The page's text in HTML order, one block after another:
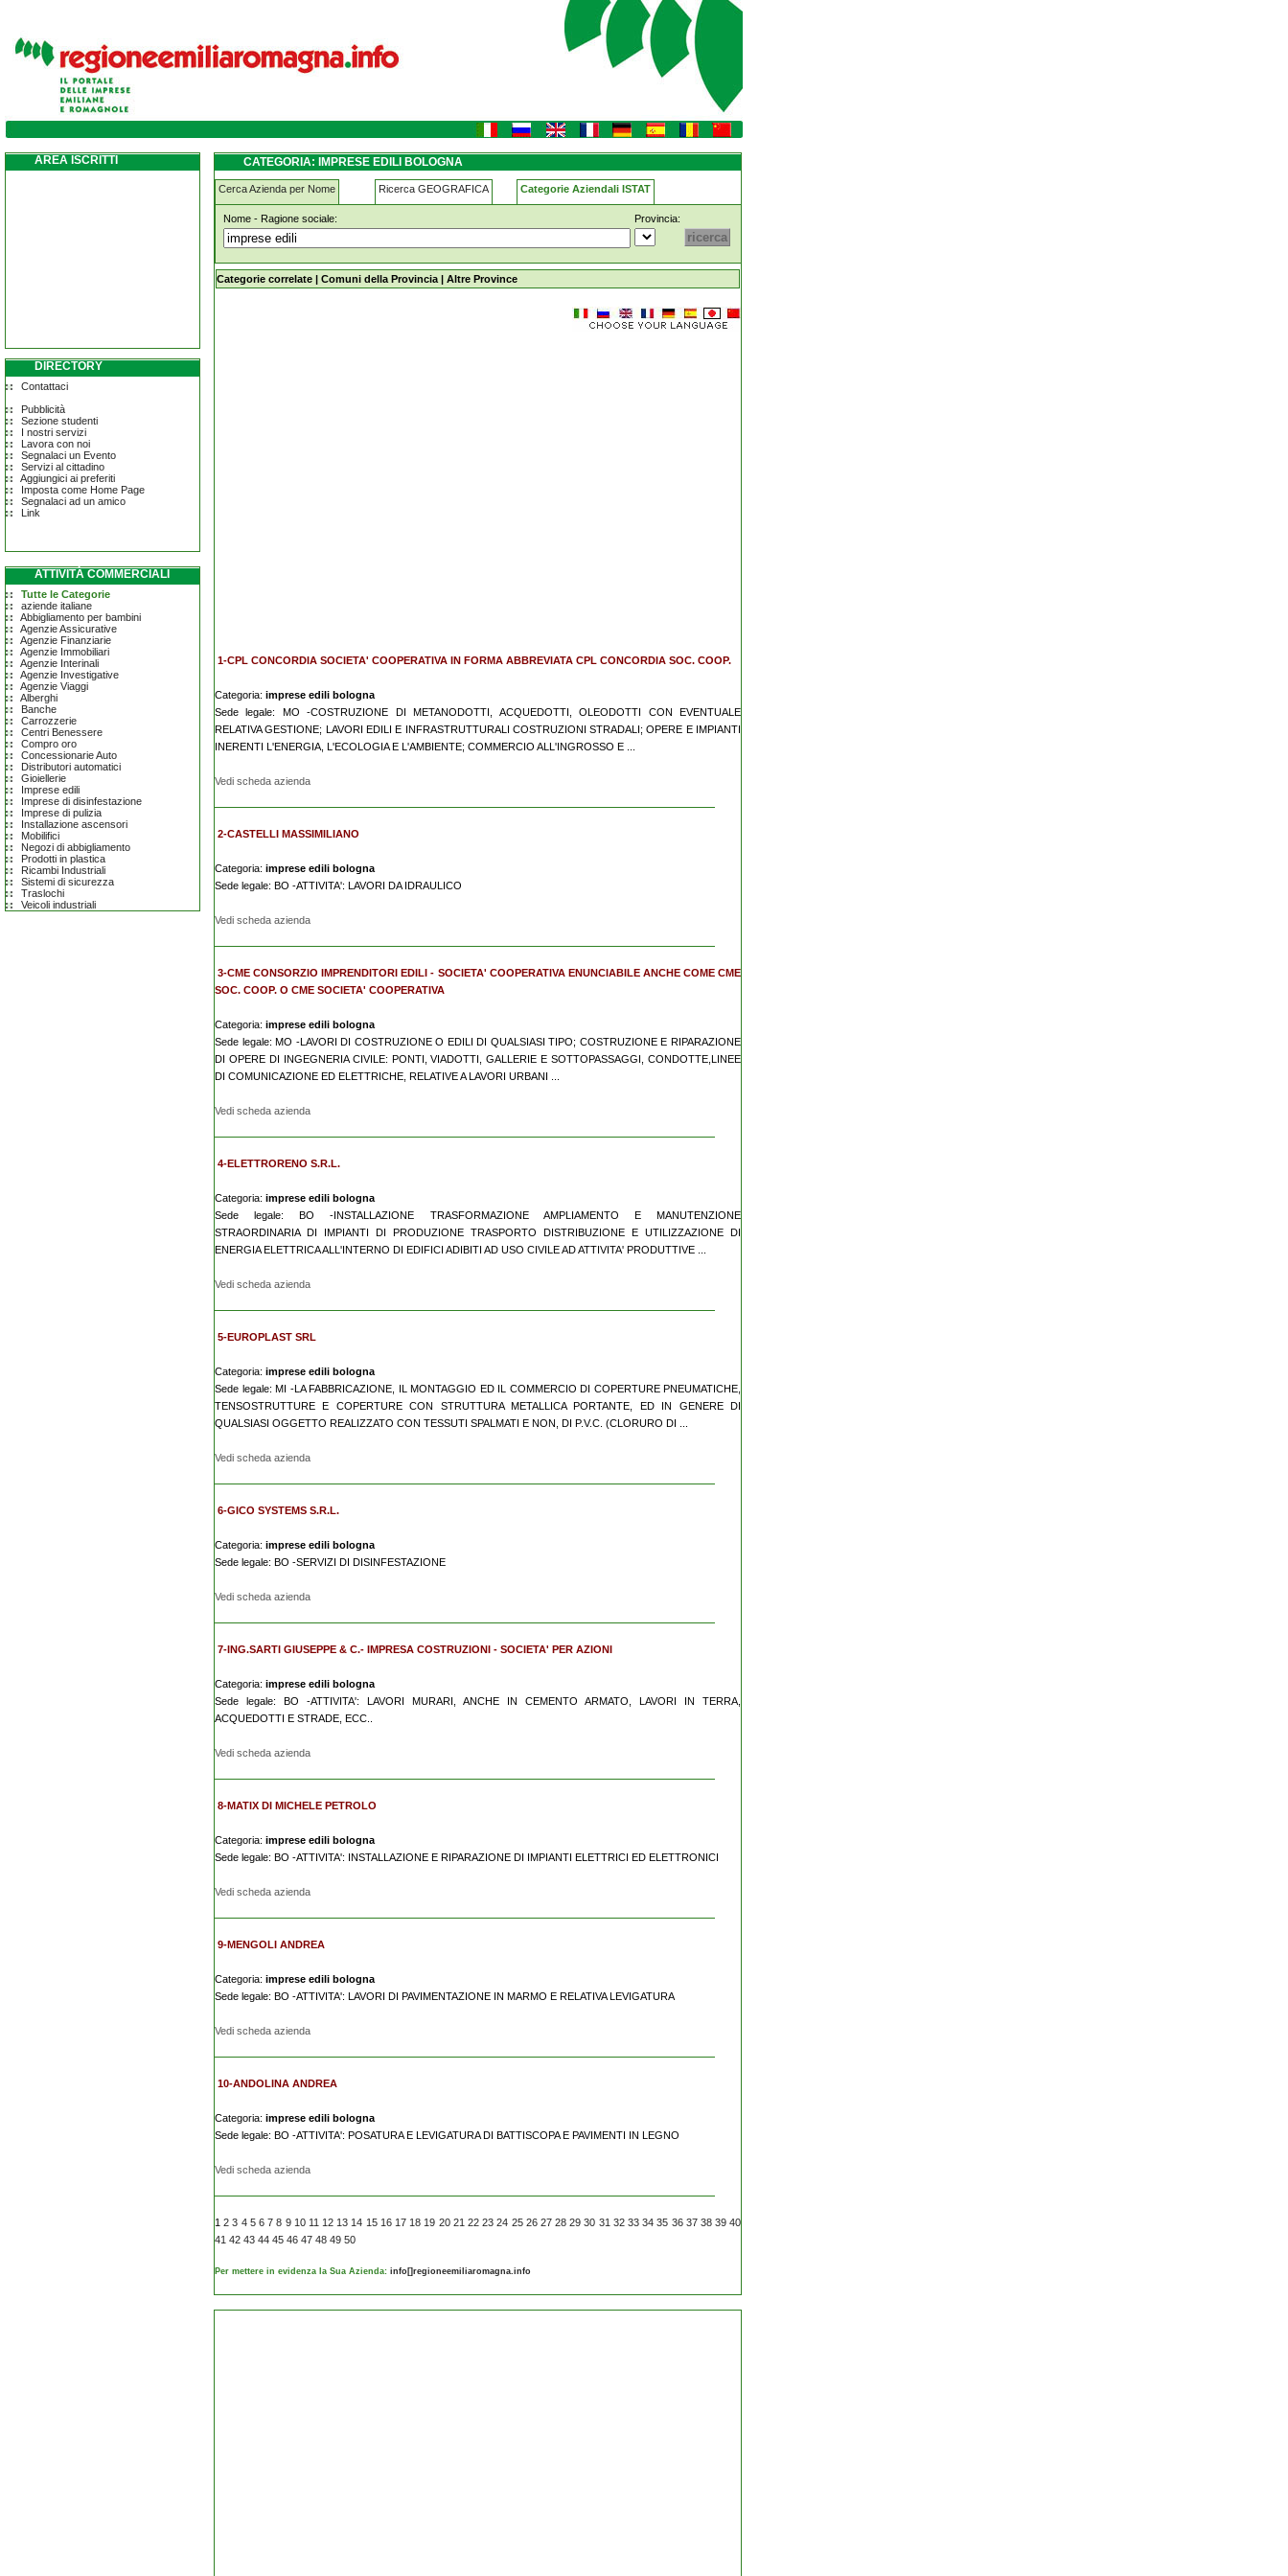
imprese-edili bologna
AREA ISCRITTI
DIRECTORY
Contattaci
Pubblicità
Sezione studenti
I nostri servizi
Lavora con noi
Segnalaci un Evento
Servizi al cittadino
Aggiungici ai preferiti
Imposta come Home Page
Segnalaci ad un amico
Link
ATTIVITÀ COMMERCIALI
Tutte le Categorie
aziende italiane
Abbigliamento per bambini
Agenzie Assicurative
Agenzie Finanziarie
Agenzie Immobiliari
Agenzie Interinali
Agenzie Investigative
Agenzie Viaggi
Alberghi
Banche
Carrozzerie
Centri Benessere
Compro oro
Concessionarie Auto
Distributori automatici
Gioiellerie
Imprese edili
Imprese di disinfestazione
Imprese di pulizia
Installazione ascensori
Mobilifici
Negozi di abbigliamento
Prodotti in plastica
Ricambi Industriali
Sistemi di sicurezza
Traslochi
Veicoli industriali
CATEGORIA: IMPRESE EDILI BOLOGNA
Cerca Azienda per Nome Ricerca GEOGRAFICA Categorie Aziendali ISTAT
Nome - Ragione sociale: Provincia:
imprese-edili bologna
Categorie correlate | Comuni della Provincia | Altre Province
1-CPL CONCORDIA SOCIETA' COOPERATIVA IN FORMA ABBREVIATA CPL CONCORDIA SOC. COOP.
Categoria: imprese edili bologna
Sede legale: MO -COSTRUZIONE DI METANODOTTI, ACQUEDOTTI, OLEODOTTI CON EVENTUALE
RELATIVA GESTIONE; LAVORI EDILI E INFRASTRUTTURALI COSTRUZIONI STRADALI; OPERE E IMPIANTI
INERENTI L'ENERGIA, L'ECOLOGIA E L'AMBIENTE; COMMERCIO ALL'INGROSSO E ...
Vedi scheda azienda
2-CASTELLI MASSIMILIANO
Categoria: imprese edili bologna
Sede legale: BO -ATTIVITA': LAVORI DA IDRAULICO
Vedi scheda azienda
3-CME CONSORZIO IMPRENDITORI EDILI - SOCIETA' COOPERATIVA ENUNCIABILE ANCHE COME CME
SOC. COOP. O CME SOCIETA' COOPERATIVA
Categoria: imprese edili bologna
Sede legale: MO -LAVORI DI COSTRUZIONE O EDILI DI QUALSIASI TIPO; COSTRUZIONE E RIPARAZIONE
DI OPERE DI INGEGNERIA CIVILE: PONTI, VIADOTTI, GALLERIE E SOTTOPASSAGGI, CONDOTTE,LINEE
DI COMUNICAZIONE ED ELETTRICHE, RELATIVE A LAVORI URBANI ...
Vedi scheda azienda
4-ELETTRORENO S.R.L.
Categoria: imprese edili bologna
Sede legale: BO -INSTALLAZIONE TRASFORMAZIONE AMPLIAMENTO E MANUTENZIONE
STRAORDINARIA DI IMPIANTI DI PRODUZIONE TRASPORTO DISTRIBUZIONE E UTILIZZAZIONE DI
ENERGIA ELETTRICA ALL'INTERNO DI EDIFICI ADIBITI AD USO CIVILE AD ATTIVITA' PRODUTTIVE ...
Vedi scheda azienda
5-EUROPLAST SRL
Categoria: imprese edili bologna
Sede legale: MI -LA FABBRICAZIONE, IL MONTAGGIO ED IL COMMERCIO DI COPERTURE PNEUMATICHE,
TENSOSTRUTTURE E COPERTURE CON STRUTTURA METALLICA PORTANTE, ED IN GENERE DI
QUALSIASI OGGETTO REALIZZATO CON TESSUTI SPALMATI E NON, DI P.V.C. (CLORURO DI ...
Vedi scheda azienda
6-GICO SYSTEMS S.R.L.
Categoria: imprese edili bologna
Sede legale: BO -SERVIZI DI DISINFESTAZIONE
Vedi scheda azienda
7-ING.SARTI GIUSEPPE & C.- IMPRESA COSTRUZIONI - SOCIETA' PER AZIONI
Categoria: imprese edili bologna
Sede legale: BO -ATTIVITA': LAVORI MURARI, ANCHE IN CEMENTO ARMATO, LAVORI IN TERRA,
ACQUEDOTTI E STRADE, ECC..
Vedi scheda azienda
8-MATIX DI MICHELE PETROLO
Categoria: imprese edili bologna
Sede legale: BO -ATTIVITA': INSTALLAZIONE E RIPARAZIONE DI IMPIANTI ELETTRICI ED ELETTRONICI
Vedi scheda azienda
9-MENGOLI ANDREA
Categoria: imprese edili bologna
Sede legale: BO -ATTIVITA': LAVORI DI PAVIMENTAZIONE IN MARMO E RELATIVA LEVIGATURA
Vedi scheda azienda
10-ANDOLINA ANDREA
Categoria: imprese edili bologna
Sede legale: BO -ATTIVITA': POSATURA E LEVIGATURA DI BATTISCOPA E PAVIMENTI IN LEGNO
Vedi scheda azienda
12 3 4 5 6 7 8 9 10 11 12 13 14 15 16 17 18 19 20 21 22 23 24 25 26 27 28 29 30 31 32 33 34 35 36 37 38 39 40
41 42 43 44 45 46 47 48 49 50
Per mettere in evidenza la Sua Azienda: info[]regioneemiliaromagna.info